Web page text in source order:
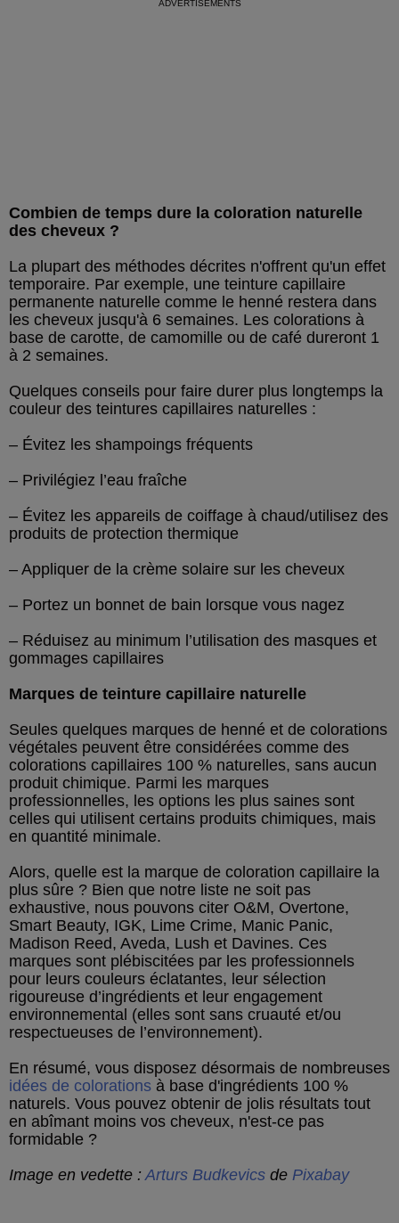
Combien de temps dure la coloration naturelle
des cheveux ?
La plupart des méthodes décrites n'offrent qu'un effet
temporaire. Par exemple, une teinture capillaire
permanente naturelle comme le henné restera dans
les cheveux jusqu'à 6 semaines. Les colorations à
base de carotte, de camomille ou de café dureront 1
à 2 semaines.
Quelques conseils pour faire durer plus longtemps la
couleur des teintures capillaires naturelles :
– Évitez les shampoings fréquents
– Privilégiez l’eau fraîche
– Évitez les appareils de coiffage à chaud/utilisez des
produits de protection thermique
– Appliquer de la crème solaire sur les cheveux
– Portez un bonnet de bain lorsque vous nagez
– Réduisez au minimum l’utilisation des masques et
gommages capillaires
Marques de teinture capillaire naturelle
Seules quelques marques de henné et de colorations
végétales peuvent être considérées comme des
colorations capillaires 100 % naturelles, sans aucun
produit chimique. Parmi les marques
professionnelles, les options les plus saines sont
celles qui utilisent certains produits chimiques, mais
en quantité minimale.
Alors, quelle est la marque de coloration capillaire la
plus sûre ? Bien que notre liste ne soit pas
exhaustive, nous pouvons citer O&M, Overtone,
Smart Beauty, IGK, Lime Crime, Manic Panic,
Madison Reed, Aveda, Lush et Davines. Ces
marques sont plébiscitées par les professionnels
pour leurs couleurs éclatantes, leur sélection
rigoureuse d’ingrédients et leur engagement
environnemental (elles sont sans cruauté et/ou
respectueuses de l’environnement).
En résumé, vous disposez désormais de nombreuses
idées de colorations à base d'ingrédients 100 %
naturels. Vous pouvez obtenir de jolis résultats tout
en abîmant moins vos cheveux, n'est-ce pas
formidable ?
Image en vedette : Arturs Budkevics de Pixabay